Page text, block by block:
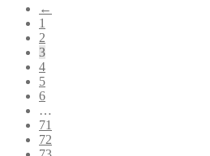
←
1
2
3
4
5
6
…
71
72